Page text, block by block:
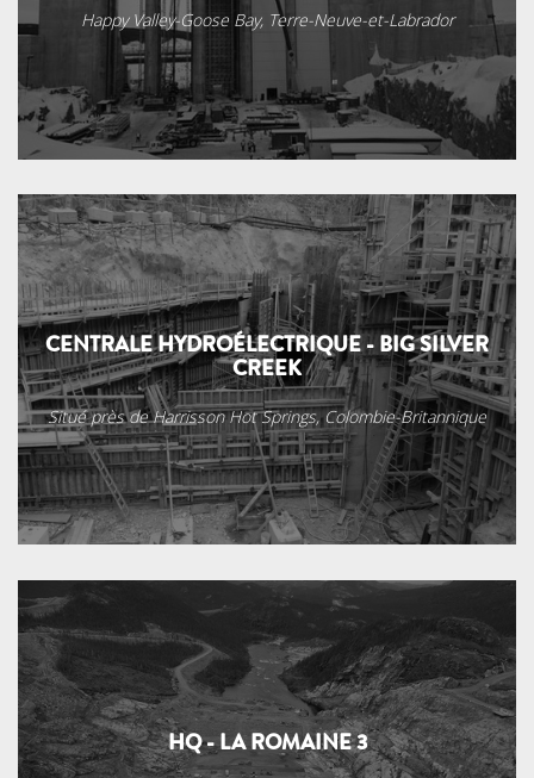
Happy Valley-Goose Bay, Terre-Neuve-et-Labrador
CENTRALE HYDROÉLECTRIQUE - BIG SILVER
CREEK
Situé près de Harrisson Hot Springs, Colombie-Britannique
HQ - LA ROMAINE 3